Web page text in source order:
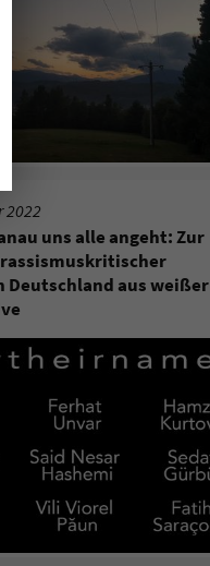
2022
uns alle angeht: Zur
rassismuskritischer
Deutschland aus weißer